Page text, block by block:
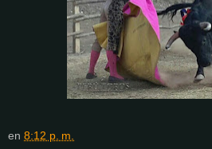
en 8:12 p. m.